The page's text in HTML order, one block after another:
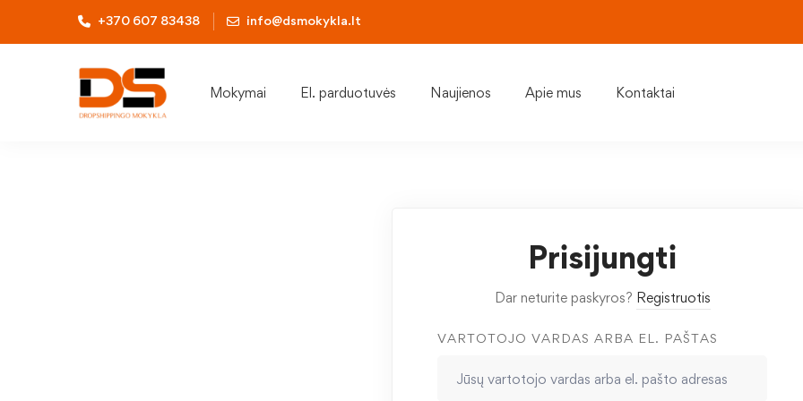
+370 607 83438 info@dsmokykla.lt
Mokymai El. parduotuvės Naujienos Apie mus Kontaktai
Prisijungti
Dar neturite paskyros? Registruotis
VARTOTOJO VARDAS ARBA EL. PAŠTAS